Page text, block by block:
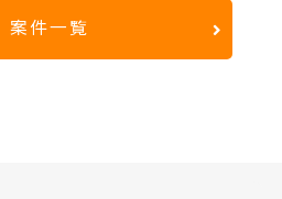
案件一覧